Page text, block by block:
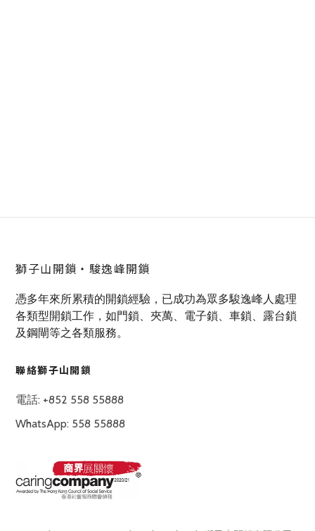
獅子山開鎖‧駿逸峰開鎖
憑多年來所累積的開鎖經驗，已成功為眾多駿逸峰人處理
各類型開鎖工作，如門鎖、夾萬、電子鎖、車鎖、露台鎖
及鋼閘等之各類服務。
聯絡獅子山開鎖
電話: +852 558 55888
WhatsApp: 558 55888